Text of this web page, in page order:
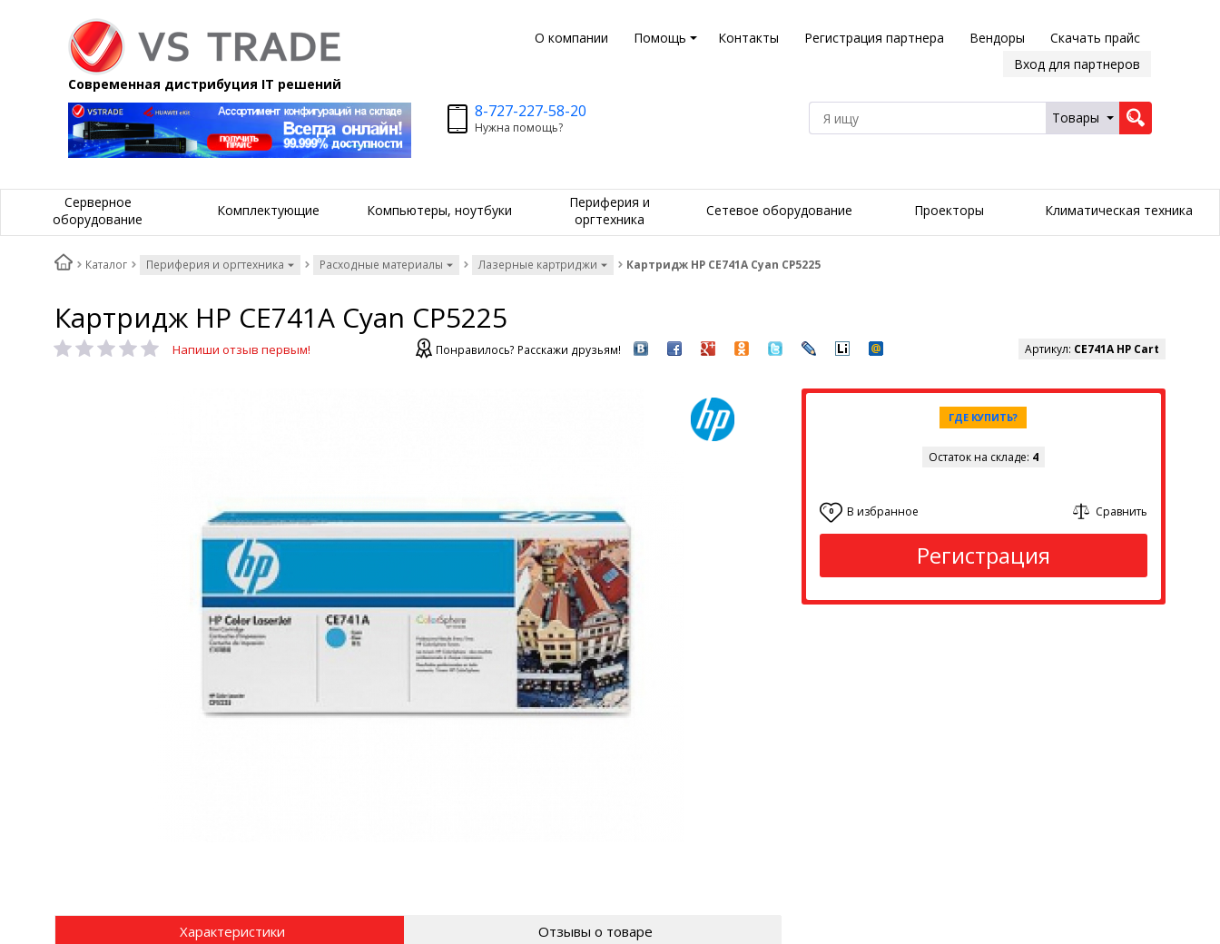
О компании Помощь Контакты Регистрация партнера Вендоры
Скачать прайс
Вход для партнеров
Современная дистрибуция IT решений
8-727-227-58-20
Нужна помощь?
Товары
Серверное
оборудование
Комплектующие Компьютеры, ноутбуки
Периферия и
оргтехника
Сетевое оборудование Проекторы Климатическая техника
Каталог Периферия и оргтехника Расходные материалы Лазерные картриджи Картридж HP CE741A Cyan CP5225
Картридж HP CE741A Cyan CP5225
Напиши отзыв первым! Понравилось? Расскажи друзьям! Артикул: CE741A HP Cart
ГДЕ КУПИТЬ?
Остаток на складе: 4
0 В избранное Сравнить
Регистрация
Характеристики Отзывы о товаре